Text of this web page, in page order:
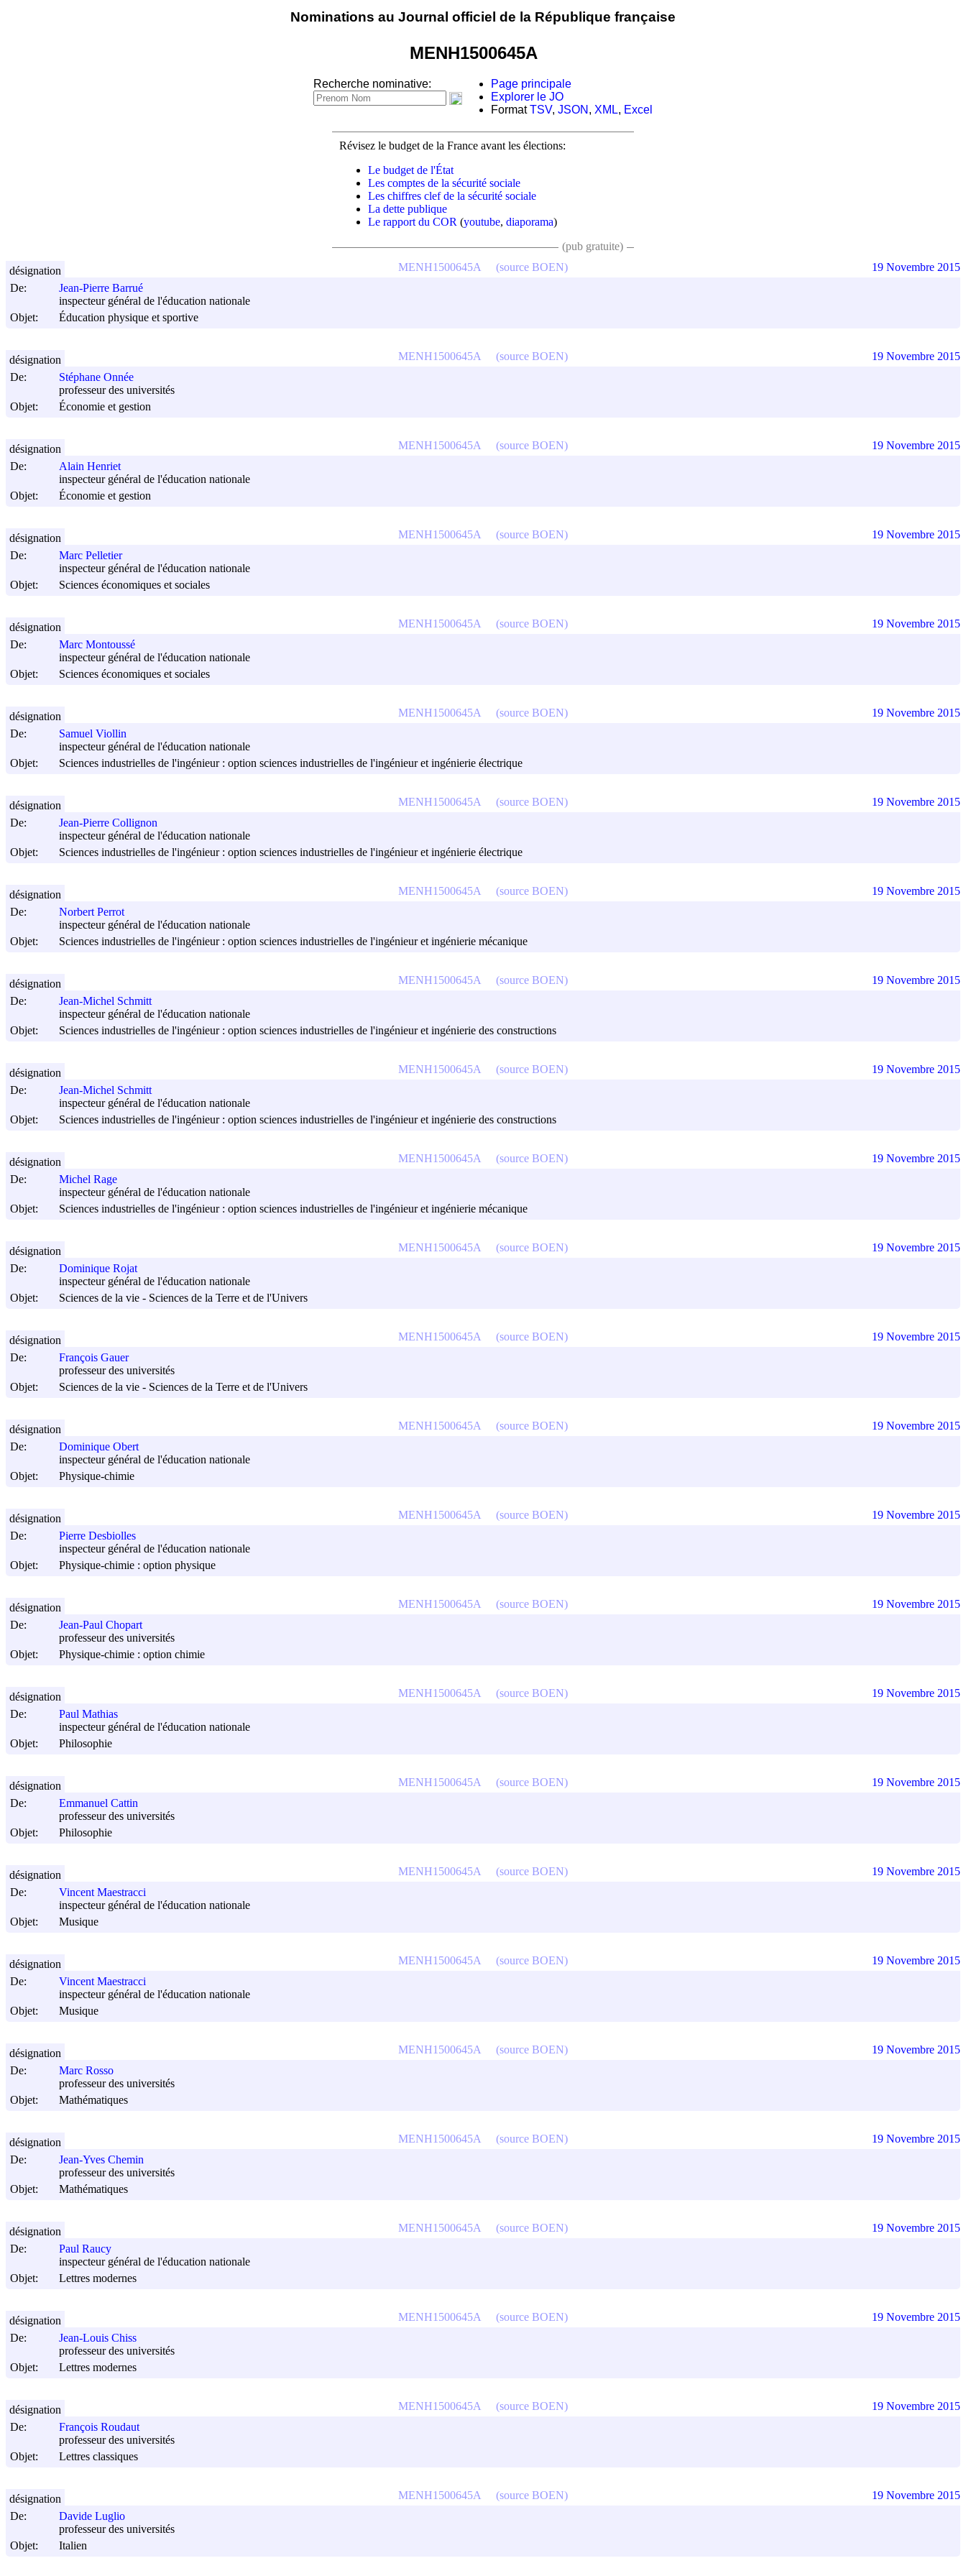
Nominations au Journal officiel de la République française
MENH1500645A
Recherche nominative:
Page principale
Explorer le JO
FormatTSV, JSON , XML, Excel
Révisez le budget de la France avant les élections:
Le budget de l'État
Les comptes de la sécurité sociale
Les chiffres clef de la sécurité sociale
La dette publique
Le rapport du COR (youtube, diaporama)
(pub gratuite)
De:
Jean-Pierre Barrué
inspecteur général de l'éducation nationale
Objet:
Éducation physique et sportive
MENH1500645A (source BOEN)
désignation 19 Novembre 2015
De:
Stéphane Onnée
professeur des universités
Objet:
Économie et gestion
MENH1500645A (source BOEN)
désignation 19 Novembre 2015
De:
Alain Henriet
inspecteur général de l'éducation nationale
Objet:
Économie et gestion
MENH1500645A (source BOEN)
désignation 19 Novembre 2015
De:
Marc Pelletier
inspecteur général de l'éducation nationale
Objet:
Sciences économiques et sociales
MENH1500645A (source BOEN)
désignation 19 Novembre 2015
De:
Marc Montoussé
inspecteur général de l'éducation nationale
Objet:
Sciences économiques et sociales
MENH1500645A (source BOEN)
désignation 19 Novembre 2015
De:
Samuel Viollin
inspecteur général de l'éducation nationale
Objet:
Sciences industrielles de l'ingénieur : option sciences industrielles de l'ingénieur et ingénierie électrique
MENH1500645A (source BOEN)
désignation 19 Novembre 2015
De:
Jean-Pierre Collignon
inspecteur général de l'éducation nationale
Objet:
Sciences industrielles de l'ingénieur : option sciences industrielles de l'ingénieur et ingénierie électrique
MENH1500645A (source BOEN)
désignation 19 Novembre 2015
De:
Norbert Perrot
inspecteur général de l'éducation nationale
Objet:
Sciences industrielles de l'ingénieur : option sciences industrielles de l'ingénieur et ingénierie mécanique
MENH1500645A (source BOEN)
désignation 19 Novembre 2015
De:
Jean-Michel Schmitt
inspecteur général de l'éducation nationale
Objet:
Sciences industrielles de l'ingénieur : option sciences industrielles de l'ingénieur et ingénierie des constructions
MENH1500645A (source BOEN)
désignation 19 Novembre 2015
De:
Jean-Michel Schmitt
inspecteur général de l'éducation nationale
Objet:
Sciences industrielles de l'ingénieur : option sciences industrielles de l'ingénieur et ingénierie des constructions
MENH1500645A (source BOEN)
désignation 19 Novembre 2015
De:
Michel Rage
inspecteur général de l'éducation nationale
Objet:
Sciences industrielles de l'ingénieur : option sciences industrielles de l'ingénieur et ingénierie mécanique
MENH1500645A (source BOEN)
désignation 19 Novembre 2015
De:
Dominique Rojat
inspecteur général de l'éducation nationale
Objet:
Sciences de la vie - Sciences de la Terre et de l'Univers
MENH1500645A (source BOEN)
désignation 19 Novembre 2015
De:
François Gauer
professeur des universités
Objet:
Sciences de la vie - Sciences de la Terre et de l'Univers
MENH1500645A (source BOEN)
désignation 19 Novembre 2015
De:
Dominique Obert
inspecteur général de l'éducation nationale
Objet:
Physique-chimie
MENH1500645A (source BOEN)
désignation 19 Novembre 2015
De:
Pierre Desbiolles
inspecteur général de l'éducation nationale
Objet:
Physique-chimie : option physique
MENH1500645A (source BOEN)
désignation 19 Novembre 2015
De:
Jean-Paul Chopart
professeur des universités
Objet:
Physique-chimie : option chimie
MENH1500645A (source BOEN)
désignation 19 Novembre 2015
De:
Paul Mathias
inspecteur général de l'éducation nationale
Objet:
Philosophie
MENH1500645A (source BOEN)
désignation 19 Novembre 2015
De:
Emmanuel Cattin
professeur des universités
Objet:
Philosophie
MENH1500645A (source BOEN)
désignation 19 Novembre 2015
De:
Vincent Maestracci
inspecteur général de l'éducation nationale
Objet:
Musique
MENH1500645A (source BOEN)
désignation 19 Novembre 2015
De:
Vincent Maestracci
inspecteur général de l'éducation nationale
Objet:
Musique
MENH1500645A (source BOEN)
désignation 19 Novembre 2015
De:
Marc Rosso
professeur des universités
Objet:
Mathématiques
MENH1500645A (source BOEN)
désignation 19 Novembre 2015
De:
Jean-Yves Chemin
professeur des universités
Objet:
Mathématiques
MENH1500645A (source BOEN)
désignation 19 Novembre 2015
De:
Paul Raucy
inspecteur général de l'éducation nationale
Objet:
Lettres modernes
MENH1500645A (source BOEN)
désignation 19 Novembre 2015
De:
Jean-Louis Chiss
professeur des universités
Objet:
Lettres modernes
MENH1500645A (source BOEN)
désignation 19 Novembre 2015
De:
François Roudaut
professeur des universités
Objet:
Lettres classiques
MENH1500645A (source BOEN)
désignation 19 Novembre 2015
De:
Davide Luglio
professeur des universités
Objet:
Italien
MENH1500645A (source BOEN)
désignation 19 Novembre 2015